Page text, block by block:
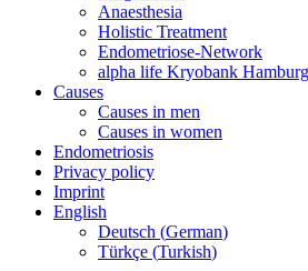
Anaesthesia
Holistic Treatment
Endometriose-Network
alpha life Kryobank
Causes
Causes in men
Causes in women
Endometriosis
Privacy policy
Imprint
English
Deutsch (German)
Türkçe (Turkish)